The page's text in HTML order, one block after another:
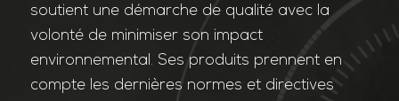
soutient une démarche de qualité avec la
volonté de minimiser son impact
environnemental. Ses produits prennent en
compte les dernières normes et directives